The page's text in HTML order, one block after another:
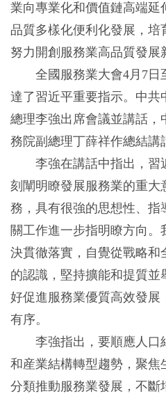
業向專業化和價值鏈高端延
品質多樣化便利化發展，培
努力開創服務業高品質發展
全國服務業大會4月7日
達了習近平重要指示。中共
總理李強出席會議並講話，
務院副總理丁薛祥作總結講
李強在講話中指出，習
刻闡明瞭發展服務業的重大
務，具有很強的思想性、指
關工作進一步指明瞭方向
決貫徹落實，自覺從戰略和
的認識，堅持擴能和提質並
好促進服務業優質高效發展
有序。
李強指出，要順應人口
和産業結構轉型趨勢，聚焦
分類推動服務業發展，不斷